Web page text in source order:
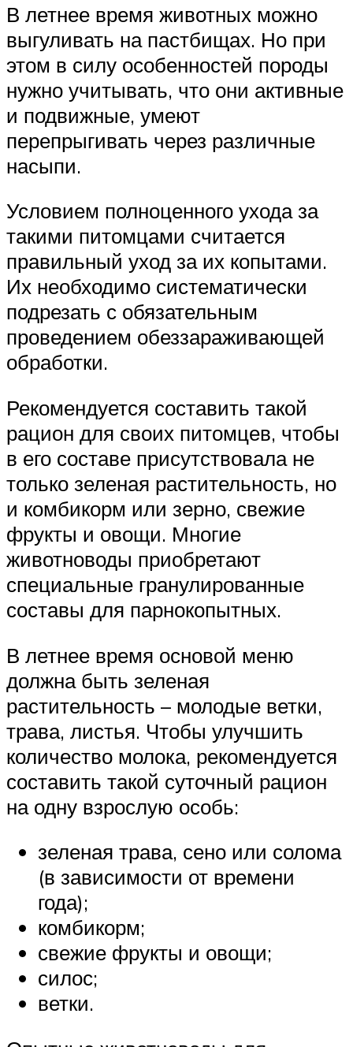
В летнее время животных можно
выгуливать на пастбищах. Но при
этом в силу особенностей породы
нужно учитывать, что они активные
и подвижные, умеют
перепрыгивать через различные
насыпи.
Условием полноценного ухода за
такими питомцами считается
правильный уход за их копытами.
Их необходимо систематически
подрезать с обязательным
проведением обеззараживающей
обработки.
Рекомендуется составить такой
рацион для своих питомцев, чтобы
в его составе присутствовала не
только зеленая растительность, но
и комбикорм или зерно, свежие
фрукты и овощи. Многие
животноводы приобретают
специальные гранулированные
составы для парнокопытных.
В летнее время основой меню
должна быть зеленая
растительность – молодые ветки,
трава, листья. Чтобы улучшить
количество молока, рекомендуется
составить такой суточный рацион
на одну взрослую особь:
зеленая трава, сено или солома
(в зависимости от времени
года);
комбикорм;
свежие фрукты и овощи;
силос;
ветки.